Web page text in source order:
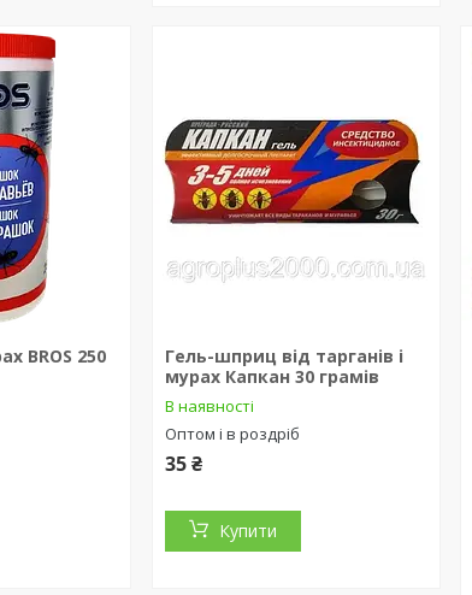
BROS 250
Гель-шприц від тарганів і
мурах Капкан 30 грамів
В наявності
Оптом і в роздріб
35 ₴
Купити